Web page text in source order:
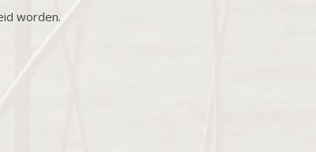
worden.